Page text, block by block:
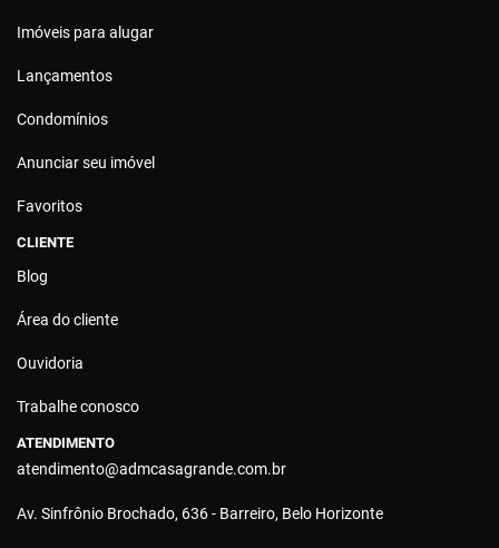
Imóveis para alugar
Lançamentos
Condomínios
Anunciar seu imóvel
Favoritos
CLIENTE
Blog
Área do cliente
Ouvidoria
Trabalhe conosco
ATENDIMENTO
atendimento@admcasagrande.com.br
Av. Sinfrônio Brochado, 636 - Barreiro, Belo Horizonte